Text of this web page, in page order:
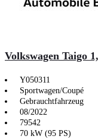
Volkswagen Taigo
Y050311
Sportwagen/Coupé
Gebrauchtfahrzeug
08/2022
79542
70 kW (95 PS)